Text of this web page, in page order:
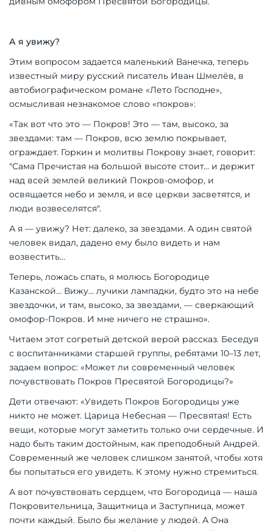
А я увижу?
Этим вопросом задается маленький Ванечка, теперь
известный миру русский писатель Иван Шмелёв, в
автобиографическом романе «Лето Господне»,
осмысливая незнакомое слово «покров»:
«Так вот что это — Покров! Это — там, высоко, за
звездами: там — Покров, всю землю покрывает,
ограждает. Горкин и молитвы Покрову знает, говорит:
"Сама Пречистая на большой высоте стоит… и держит
над всей землей великий Покров-омофор, и
освящается небо и земля, и все церкви засветятся, и
люди возвеселятся".
А я — увижу? Нет: далеко, за звездами. А один святой
человек видал, дадено ему было видеть и нам
возвестить…
Теперь, ложась спать, я молюсь Богородице
Казанской… Вижу… лучики лампадки, будто это на небе
звездочки, и там, высоко, за звездами, — сверкающий
омофор-Покров. И мне ничего не страшно».
Читаем этот согретый детской верой рассказ. Беседуя
с воспитанниками старшей группы, ребятами 10–13 лет,
задаем вопрос: «Может ли современный человек
почувствовать Покров Пресвятой Богородицы?»
Дети отвечают: «Увидеть Покров Богородицы уже
никто не может. Царица Небесная — Пресвятая! Есть
вещи, которые могут заметить только очи сердечные. И
надо быть таким достойным, как преподобный Андрей.
Современный же человек слишком занятой, чтобы хотя
бы попытаться его увидеть. К этому нужно стремиться.
А вот почувствовать сердцем, что Богородица — наша
Покровительница, Защитница и Заступница, может
почти каждый. Было бы желание у людей. А Она